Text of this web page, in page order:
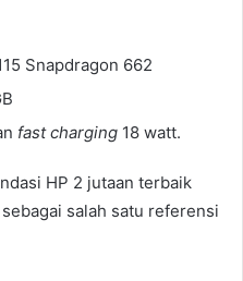
Snapdragon 662
fast charging 18 watt.
HP 2 jutaan terbaik
salah satu referensi